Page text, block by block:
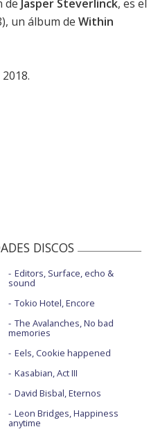
de Jasper Steverlinck, es el
un álbum de Within
DISCOS
Editors, Surface, echo &
sound
Tokio Hotel, Encore
The Avalanches, No bad
memories
Eels, Cookie happened
Kasabian, Act III
David Bisbal, Eternos
Leon Bridges, Happiness
anytime